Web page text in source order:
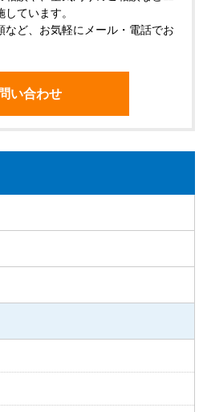
ています。
など、お気軽にメール・電話でお
い合わせ